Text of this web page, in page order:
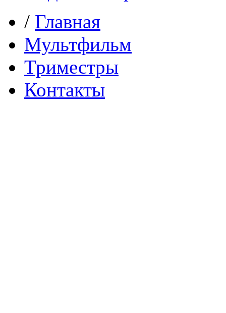
/ Главная
Мультфильм
Триместры
Контакты